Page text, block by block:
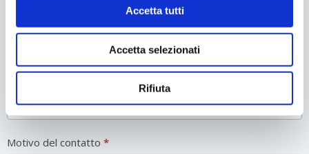
Accetta tutti
Accetta selezionati
Rifiuta
Motivo del contatto *